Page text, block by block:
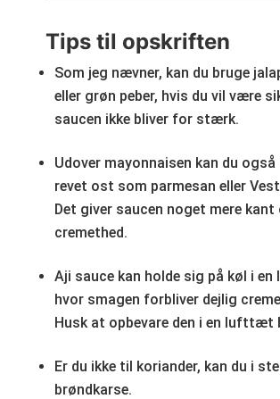
Tips til opskriften
Som jeg nævner, kan du bruge
eller grøn peber, hvis du vil være
saucen ikke bliver for stærk.
Udover mayonnaisen kan du
revet ost som parmesan eller
Det giver saucen noget mere kant
cremethed.
Aji sauce kan holde sig på køl i en
hvor smagen forbliver dejlig
Husk at opbevare den i en lufttæt
Er du ikke til koriander, kan du i
brøndkarse.